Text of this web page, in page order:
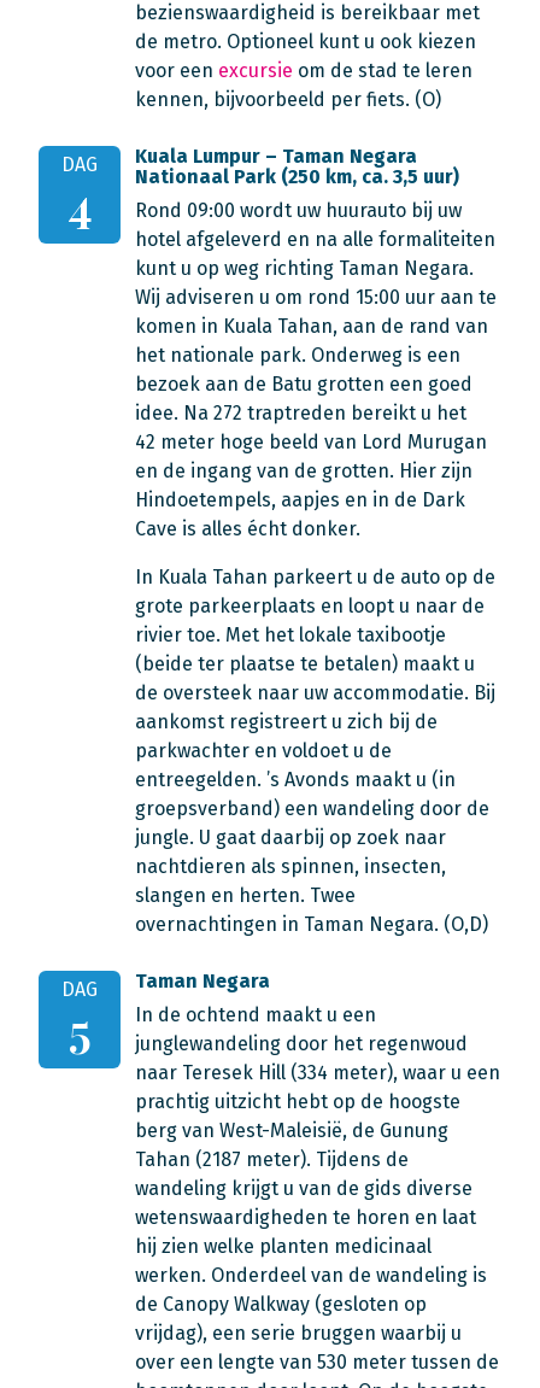
bezienswaardigheid is bereikbaar met
de metro. Optioneel kunt u ook kiezen
voor een excursie om de stad te leren
kennen, bijvoorbeeld per fiets. (O)
DAG
4
Kuala Lumpur – Taman Negara
Nationaal Park (250 km, ca. 3,5 uur)
Rond 09:00 wordt uw huurauto bij uw
hotel afgeleverd en na alle formaliteiten
kunt u op weg richting Taman Negara.
Wij adviseren u om rond 15:00 uur aan te
komen in Kuala Tahan, aan de rand van
het nationale park. Onderweg is een
bezoek aan de Batu grotten een goed
idee. Na 272 traptreden bereikt u het
42 meter hoge beeld van Lord Murugan
en de ingang van de grotten. Hier zijn
Hindoetempels, aapjes en in de Dark
Cave is alles écht donker.
In Kuala Tahan parkeert u de auto op de
grote parkeerplaats en loopt u naar de
rivier toe. Met het lokale taxibootje
(beide ter plaatse te betalen) maakt u
de oversteek naar uw accommodatie. Bij
aankomst registreert u zich bij de
parkwachter en voldoet u de
entreegelden. ’s Avonds maakt u (in
groepsverband) een wandeling door de
jungle. U gaat daarbij op zoek naar
nachtdieren als spinnen, insecten,
slangen en herten. Twee
overnachtingen in Taman Negara. (O,D)
DAG
5
Taman Negara
In de ochtend maakt u een
junglewandeling door het regenwoud
naar Teresek Hill (334 meter), waar u een
prachtig uitzicht hebt op de hoogste
berg van West-Maleisië, de Gunung
Tahan (2187 meter). Tijdens de
wandeling krijgt u van de gids diverse
wetenswaardigheden te horen en laat
hij zien welke planten medicinaal
werken. Onderdeel van de wandeling is
de Canopy Walkway (gesloten op
vrijdag), een serie bruggen waarbij u
over een lengte van 530 meter tussen de